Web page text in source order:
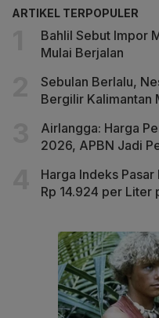
ARTIKEL TERPOPULER
Bahlil Sebut Impor
Mulai Berjalan
Sebulan Berlalu,
Bergilir Kalimantan
Airlangga: Harga
2026, APBN Jadi
Harga Indeks
Rp 14.924 per Liter